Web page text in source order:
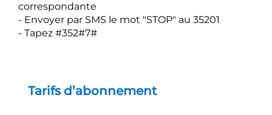
correspondante
- Envoyer par SMS le mot "STOP" au 35201
- Tapez #352#7#
Tarifs d’abonnement